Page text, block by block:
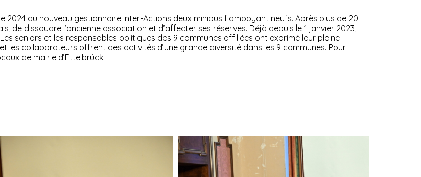
2024 au nouveau gestionnaire Inter-Actions deux minibus flamboyant neufs. Après plus de 20
de dissoudre l’ancienne association et d’affecter ses réserves. Déjà depuis le 1 janvier 2023,
seniors et les responsables politiques des 9 communes affiliées ont exprimé leur pleine
collaborateurs offrent des activités d’une grande diversité dans les 9 communes. Pour
de mairie d’Ettelbrück.